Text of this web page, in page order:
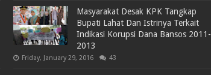
Masyarakat Desak KPK Tangkap
Bupati Lahat Dan Istrinya Terkait
Indikasi Korupsi Dana Bansos 2011-
2013
Friday, January 29, 2016 43